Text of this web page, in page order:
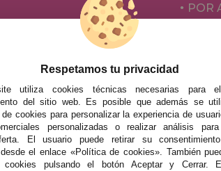
POR
Respetamos tu privacidad
utiliza cookies técnicas necesarias para
del sitio web. Es posible que además se
cookies para personalizar la experiencia de
personalizadas o realizar análisis
El usuario puede retirar su
el enlace «Política de cookies». También
pulsando el botón Aceptar y Cerrar.